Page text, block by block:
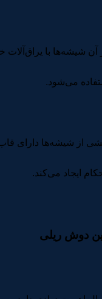
آن شیشه‌ها با
می‌شود.
از شیشه‌ها دارای
ایجاد می‌کند.
دوش ریلی